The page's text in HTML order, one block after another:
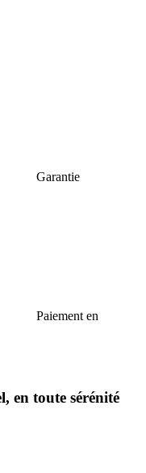
Garantie
Paiement en
en toute sérénité